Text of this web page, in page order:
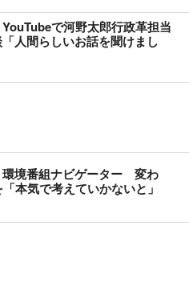
で河野太郎行政革担当
人間らしいお話を聞けまし
環境番組ナビゲーター 変わ
本気で考えていかないと」